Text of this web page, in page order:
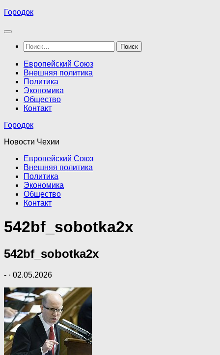
Перейти
содержимому
Городок
Найти:
Европейский Союз
Внешняя политика
Политика
Экономика
Общество
Контакт
Городок
Новости Чехии
Европейский Союз
Внешняя политика
Политика
Экономика
Общество
Контакт
542bf_sobotka2x
542bf_sobotka2x
- · 02.05.2026